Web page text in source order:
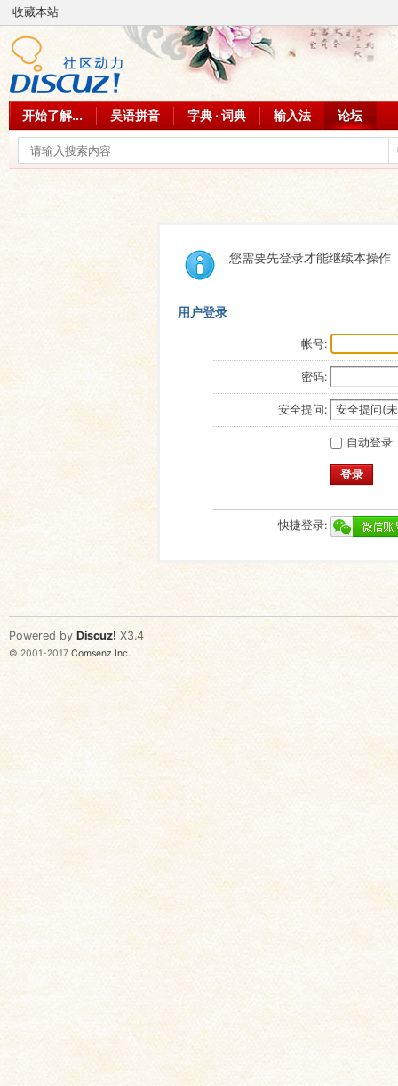
收藏本站
开始了解... 吴语拼音 字典 · 词典 输入法 论坛
您需要先登录才能继续本操作
用户登录
帐号:
密码:
安全提问:
自动登录
登录
快捷登录:
Powered by Discuz! X3.4
© 2001-2017 Comsenz Inc.